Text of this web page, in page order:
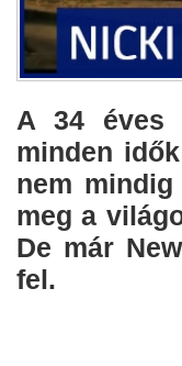
A 34 éves
minden
nem
meg a
De már
fel.